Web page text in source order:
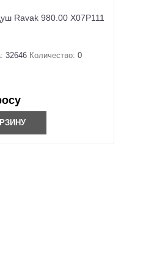
Ravak 980.00 X07P111
32646 Количество: 0